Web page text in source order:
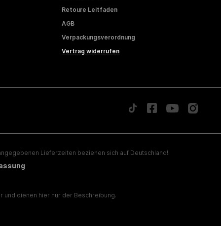
Retoure Leitfaden
AGB
Verpackungsverordnung
Vertrag widerrufen
Lieferzeiten beziehen sich auf Deutschland!
und dienen hier nur der Beschreibung.